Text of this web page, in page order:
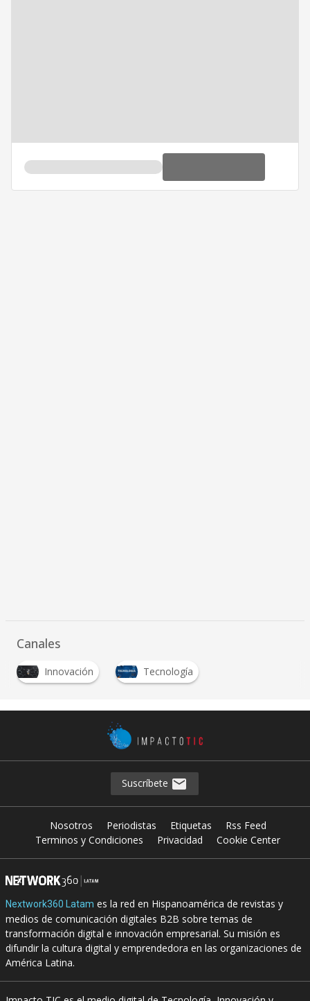
Canales
Innovación Tecnología
Suscríbete
Nosotros Periodistas Etiquetas
Rss Feed
Terminos y Condiciones
Privacidad Cookie Center
Nextwork360 Latam es la red en Hispanoamérica de revistas y
medios de comunicación digitales B2B sobre temas de
transformación digital e innovación empresarial. Su misión es
difundir la cultura digital y emprendedora en las organizaciones de
América Latina.